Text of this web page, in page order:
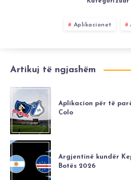
Aplikacionet
Artikuj të ngjashëm
Aplikacion për të
Colo
Argjentinë kundër
Botës 2026